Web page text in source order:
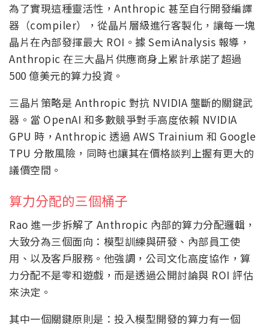
為了實現這種靈活性，Anthropic 甚至自行開發編譯
器（compiler），從晶片層級進行客製化，讓每一塊
晶片在內部發揮最大 ROI。據 SemiAnalysis 報導，
Anthropic 在三大晶片供應商身上累計承諾了超過
500 億美元的算力投資。
三晶片策略是 Anthropic 對抗 NVIDIA 壟斷的關鍵武
器。當 OpenAI 和多數競爭對手高度依賴 NVIDIA
GPU 時，Anthropic 透過 AWS Trainium 和 Google
TPU 分散風險，同時也讓其在價格談判上握有更大的
議價空間。
算力分配的三個桶子
Rao 進一步拆解了 Anthropic 內部的算力分配邏輯，
大致分為三個面向：模型訓練與研發、內部員工使
用、以及客戶服務。他強調，公司文化高度協作，算
力分配不是零和遊戲，而是透過公開討論與 ROI 評估
來決定。
其中一個關鍵原則是：投入模型開發的算力有一個